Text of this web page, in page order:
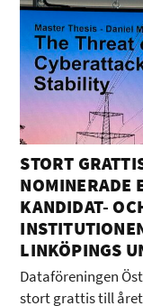
STORT
NOMINERADE
KANDIDAT-
LINKÖPINGS
Dataföreningen
stort grattis till